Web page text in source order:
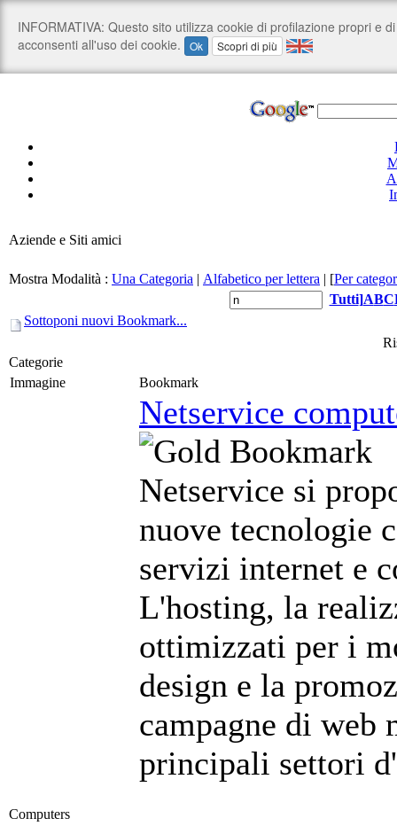
Aziende e Siti amici
Mostra Modalità : Una Categoria | Alfabetico per lettera | [Per
Tutti]ABC
Sottoponi nuovi Bookmark...
Categorie
Immagine
Bookmark
Netservice
Netservice si
nuove tecnologie
servizi internet e
L'hosting, la
ottimizzati per i
design e la
campagne di web
principali settori
Computers